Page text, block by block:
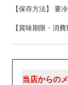
【保存方法】 要
【賞味期限・消
当店からの